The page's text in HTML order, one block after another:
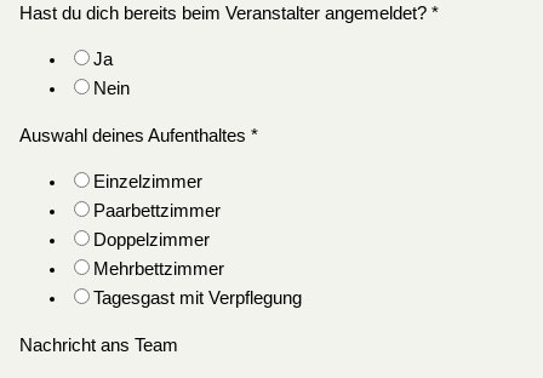
Hast du dich bereits beim Veranstalter angemeldet? *
Ja
Nein
Auswahl deines Aufenthaltes *
Einzelzimmer
Paarbettzimmer
Doppelzimmer
Mehrbettzimmer
Tagesgast mit Verpflegung
Nachricht ans Team